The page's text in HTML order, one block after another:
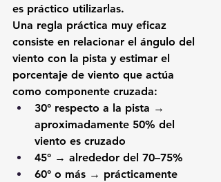
es práctico utilizarlas.
Una regla práctica muy eficaz
consiste en relacionar el ángulo del
viento con la pista y estimar el
porcentaje de viento que actúa
como componente cruzada:
30° respecto a la pista →
aproximadamente 50% del
viento es cruzado
45° → alrededor del 70–75%
60° o más → prácticamente